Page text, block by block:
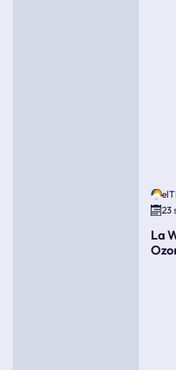
23
La